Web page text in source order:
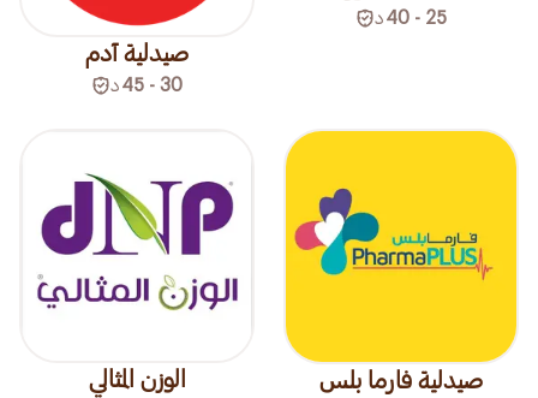
25 - 40 د
صيدلية آدم
30 - 45 د
صيدلية فارما بلس الوزن المثالي